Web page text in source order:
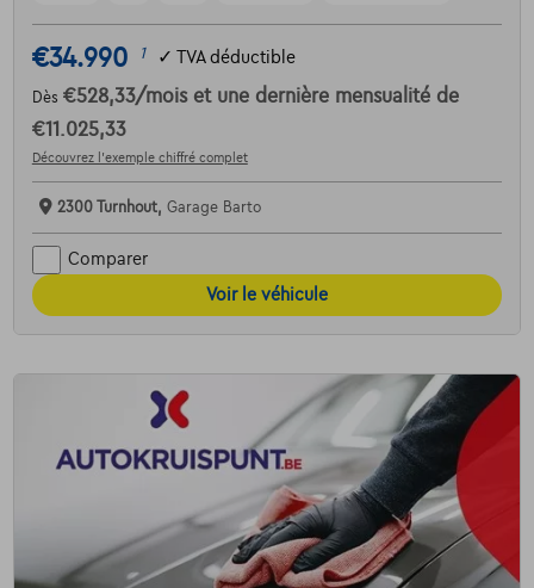
€34.990 1 ✓ TVA déductible
Dès €528,33/mois et une dernière mensualité de
€11.025,33
Découvrez l’exemple chiffré complet
2300 Turnhout, Garage Barto
Comparer
Voir le véhicule